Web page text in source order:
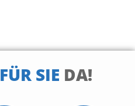
FÜR SIE DA!